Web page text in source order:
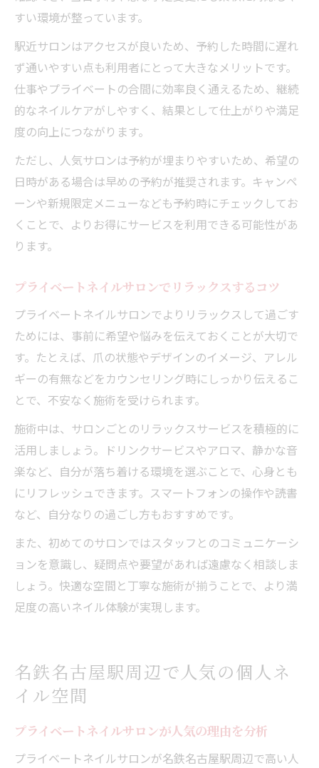
プライベートネイルサロンの料金と満足度
すい環境が整っています。
駅近サロンはアクセスが良いため、予約した時間に遅れ
ず通いやすい点も利用者にとって大きなメリットです。
仕事やプライベートの合間に効率良く通えるため、継続
的なネイルケアがしやすく、結果として仕上がりや満足
度の向上につながります。
ただし、人気サロンは予約が埋まりやすいため、希望の
日時がある場合は早めの予約が推奨されます。キャンペ
ーンや新規限定メニューなども予約時にチェックしてお
くことで、よりお得にサービスを利用できる可能性があ
ります。
プライベートネイルサロンでリラックスするコツ
プライベートネイルサロンでよりリラックスして過ごす
ためには、事前に希望や悩みを伝えておくことが大切で
す。たとえば、爪の状態やデザインのイメージ、アレル
ギーの有無などをカウンセリング時にしっかり伝えるこ
とで、不安なく施術を受けられます。
施術中は、サロンごとのリラックスサービスを積極的に
活用しましょう。ドリンクサービスやアロマ、静かな音
楽など、自分が落ち着ける環境を選ぶことで、心身とも
にリフレッシュできます。スマートフォンの操作や読書
など、自分なりの過ごし方もおすすめです。
また、初めてのサロンではスタッフとのコミュニケーシ
ョンを意識し、疑問点や要望があれば遠慮なく相談しま
しょう。快適な空間と丁寧な施術が揃うことで、より満
足度の高いネイル体験が実現します。
名鉄名古屋駅周辺で人気の個人ネ
イル空間
プライベートネイルサロンが人気の理由を分析
プライベートネイルサロンが名鉄名古屋駅周辺で高い人